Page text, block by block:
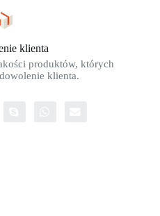
klienta
produktów, których
klienta.